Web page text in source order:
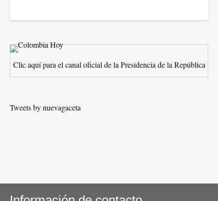
Clic aquí para el canal oficial de la Presidencia de la República
Tweets by nuevagaceta